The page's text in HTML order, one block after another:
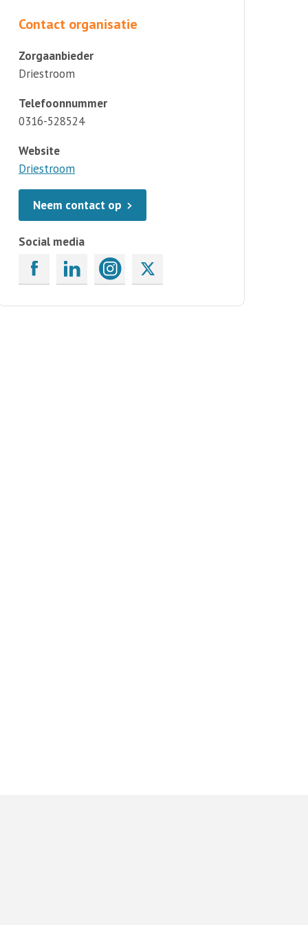
Contact organisatie
Zorgaanbieder
Driestroom
Telefoonnummer
0316-528524
Website
Driestroom
Neem contact op
Social media